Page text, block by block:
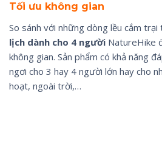
Tối ưu không gian
So sánh với những dòng lều cắm
lịch dành cho 4 người NatureHike
không gian. Sản phẩm có khả năng
ngơi cho 3 hay 4 người lớn hay cho
hoạt, ngoài trời,…